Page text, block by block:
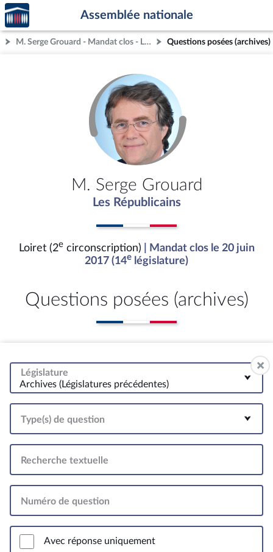
Aller au contenu
Aller en bas de la page
Accèder
à la
page
d'accueil
Assemblée nationale
M. Serge Grouard - Mandat clos - Loiret (2e circonscription) Questions posées (archives)
M. Serge Grouard
Les Républicains
Loiret (2ecirconscription)
| Mandat clos le 20 juin
2017 (14e législature)
Questions posées (archives)
Législature
Archives (Législatures précédentes)
Type(s) de question
Recherche textuelle
Numéro de question
Avec réponse uniquement